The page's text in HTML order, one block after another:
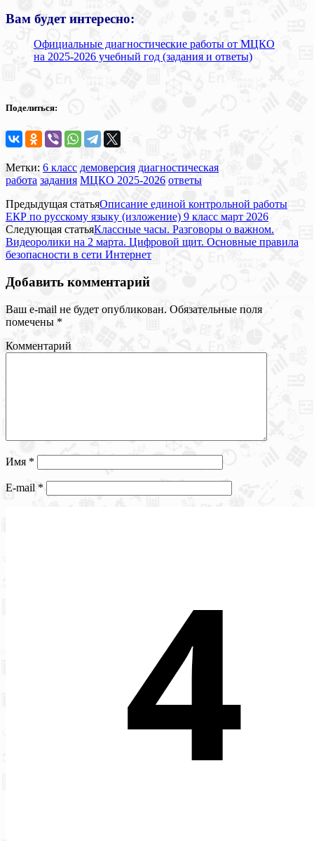
Вам будет интересно:
Официальные диагностические работы от МЦКО
на 2025-2026 учебный год (задания и ответы)
Поделиться:
Метки: 6 класс демоверсия диагностическая
работа задания МЦКО 2025-2026 ответы
Предыдущая статьяОписание единой контрольной работы
ЕКР по русскому языку (изложение) 9 класс март 2026
Следующая статьяКлассные часы. Разговоры о важном.
Видеоролики на 2 марта. Цифровой щит. Основные правила
безопасности в сети Интернет
Добавить комментарий
Ваш e-mail не будет опубликован. Обязательные поля
помечены *
Комментарий
Имя *
E-mail *